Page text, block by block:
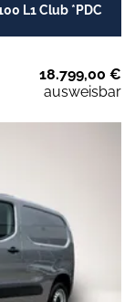
L1 Club *PDC
18.799,00 €
ausweisbar